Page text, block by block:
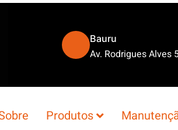
Bauru
Av. Rodrigues Alves
Produtos